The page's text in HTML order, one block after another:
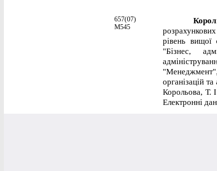
657(07)
М545
рівень вищої
"Бізнес,
організацій
Корольова, Т.
Електронні